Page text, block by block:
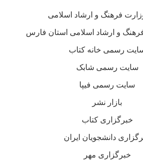
فرهنگ و ارشاد اسلامی
و ارشاد اسلامی استان فارس
رسمی خانه کتاب
سایت رسمی شابک
سایت رسمی فیپا
بازار نشر
خبرگزاری کتاب
دانشجویان ایران
خبرگزاری مهر